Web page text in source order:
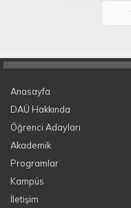
Anasayfa
DAÜ Hakkında
Öğrenci Adayları
Akademik
Programlar
Kampüs
İletişim